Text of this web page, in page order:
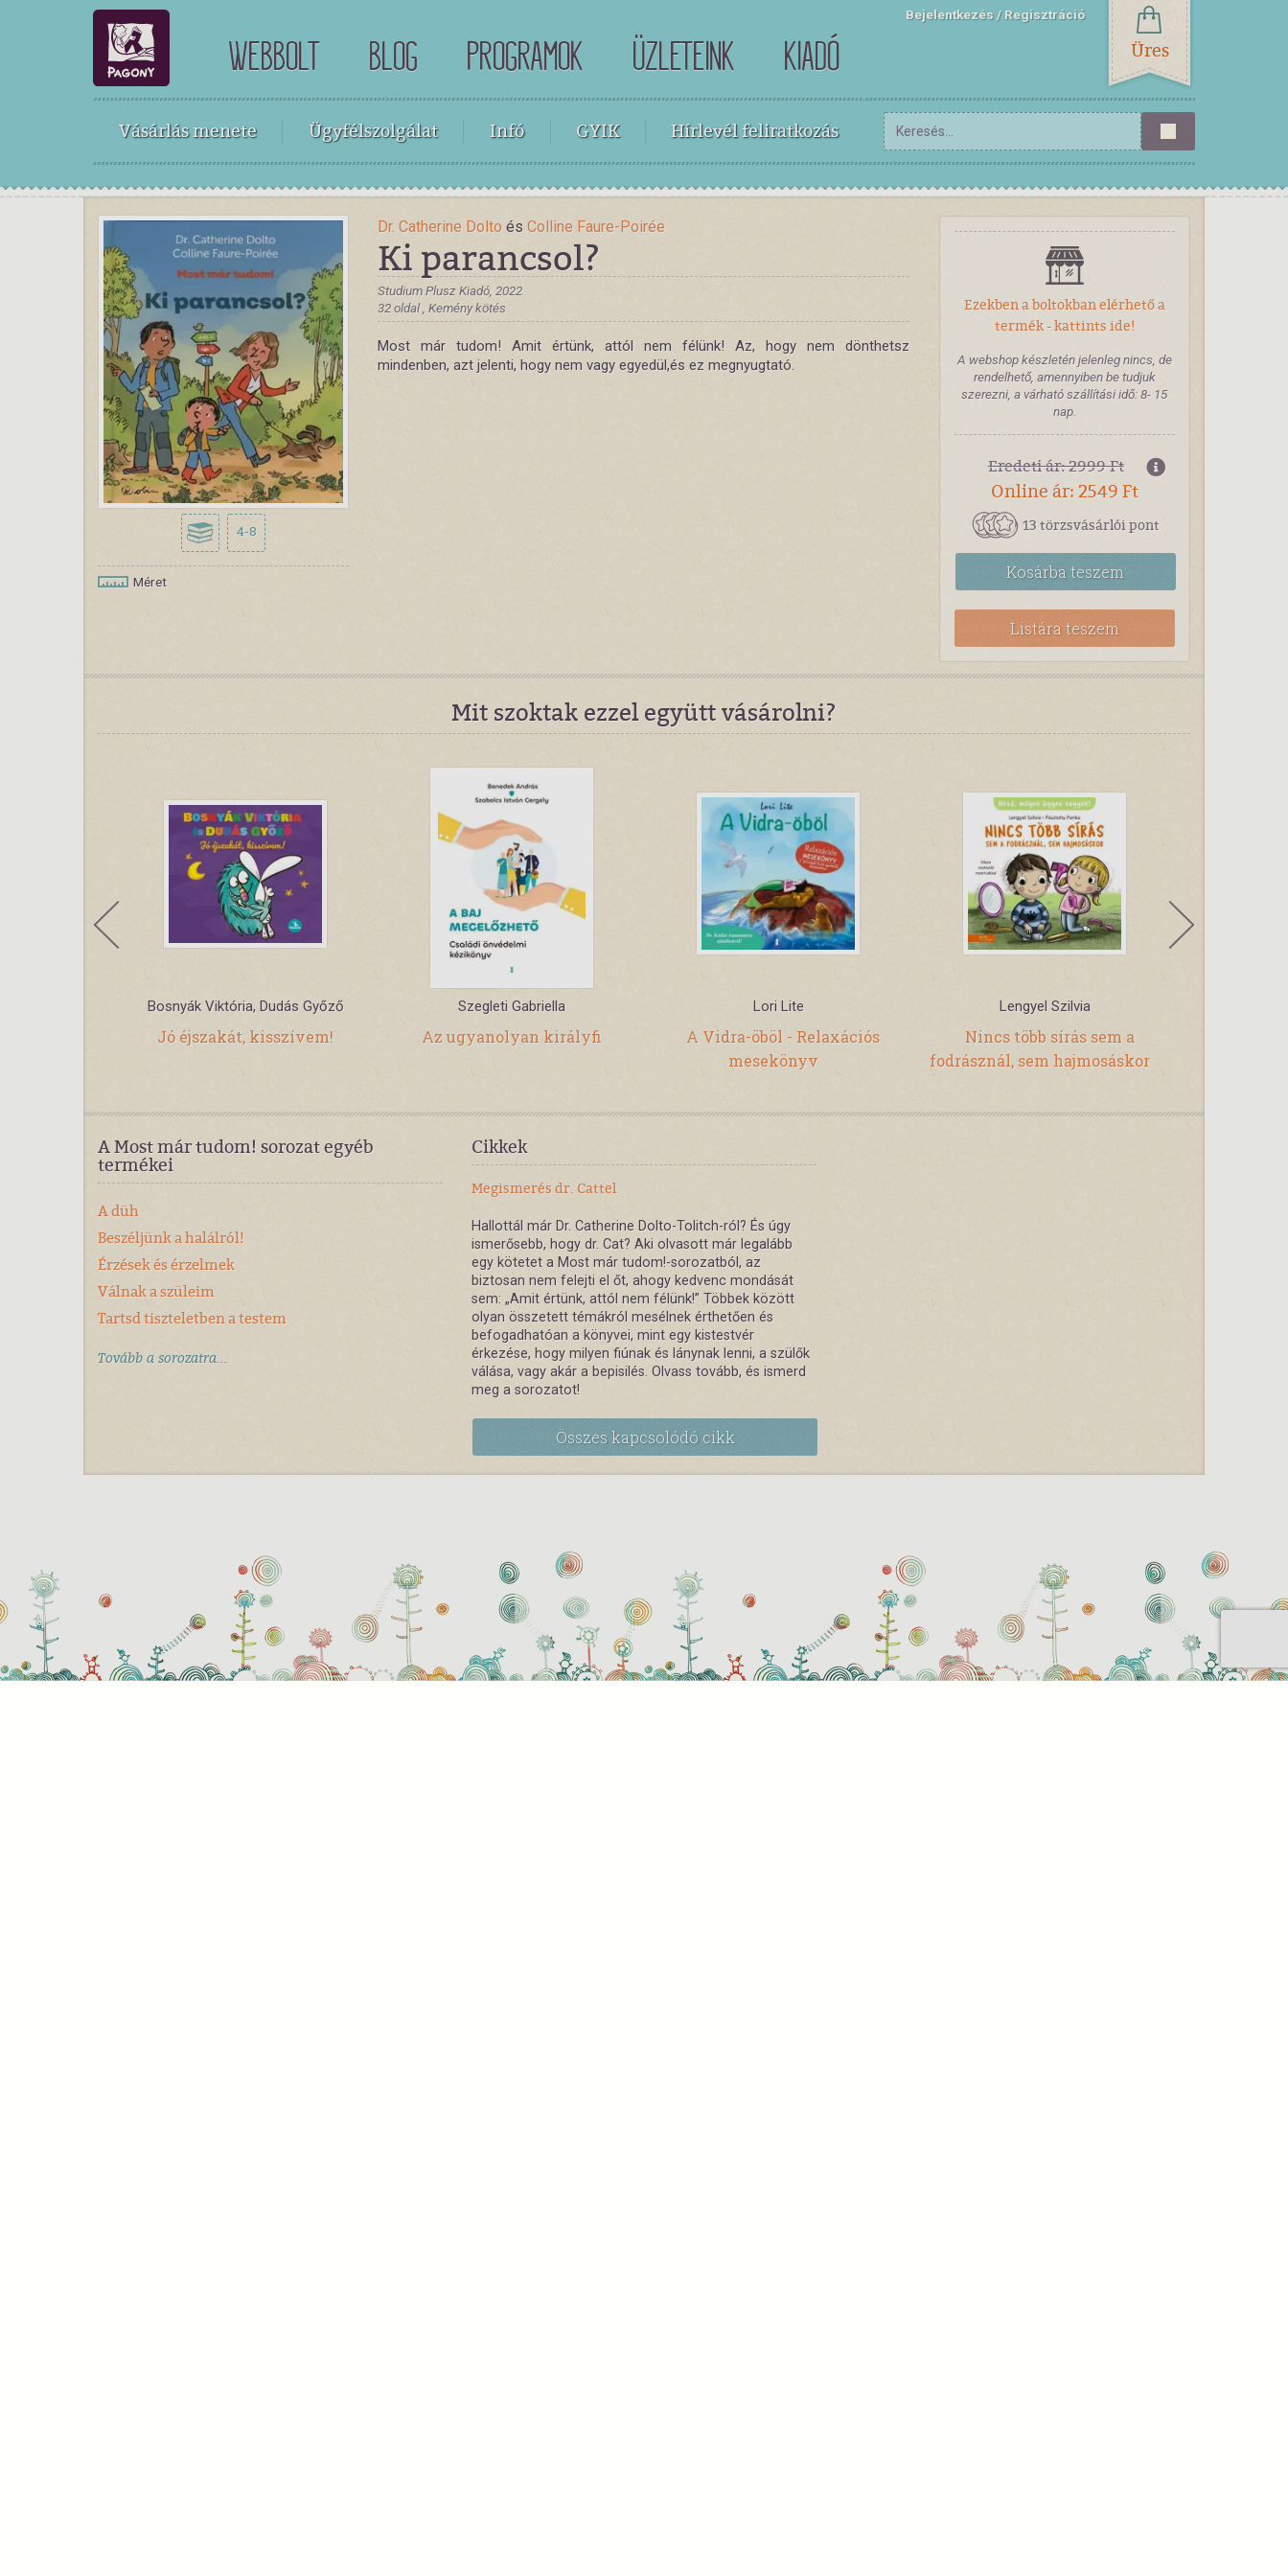
WEBBOLT BLOG PROGRAMOK ÜZLETEINK KIADÓ
Bejelentkezés Regisztráció
Üres
Vásárlás menete Ügyfélszolgálat Infó GYIK Hírlevél feliratkozás
4-8
Méret
Dr. Catherine Dolto ésColline Faure-Poirée
Ki parancsol?
Studium Plusz Kiadó, 2022
32 oldal , Kemény kötés
Most már tudom! Amit értünk, attól nem félünk! Az, hogy nem dönthetsz
mindenben, azt jelenti, hogy nem vagy egyedül,és ez megnyugtató.
Ezekben a boltokban elérhető a
termék - kattints ide!
A webshop készletén jelenleg nincs, de
rendelhető, amennyiben be tudjuk
szerezni, a várható szállítási idő: 8- 15
nap.
Eredeti ár: 2999 Ft
Online ár: 2549 Ft
13 törzsvásárlói pont
Kosárbateszem
Listára teszem
Mit szoktak ezzel együtt vásárolni?
Bosnyák Viktória, Dudás Győző
Jó éjszakát, kisszívem!
Szegleti Gabriella
Az ugyanolyan királyfi
Lori Lite
A Vidra-öböl - Relaxációs
mesekönyv
Lengyel Szilvia
Nincs több sírás sem a
fodrásznál, sem hajmosáskor
A Most már tudom! sorozat egyéb
termékei
A düh
Beszéljünk a halálról!
Érzések és érzelmek
Válnak a szüleim
Tartsd tiszteletben a testem
Tovább a sorozatra...
Cikkek
Megismerés dr. Cattel
Hallottál már Dr. Catherine Dolto-Tolitch-ról? És úgy
ismerősebb, hogy dr. Cat? Aki olvasott már legalább
egy kötetet a Most már tudom!-sorozatból, az
biztosan nem felejti el őt, ahogy kedvenc mondását
sem: „Amit értünk, attól nem félünk!” Többek között
olyan összetett témákról mesélnek érthetően és
befogadhatóan a könyvei, mint egy kistestvér
érkezése, hogy milyen fiúnak és lánynak lenni, a szülők
válása, vagy akár a bepisilés. Olvass tovább, és ismerd
meg a sorozatot!
Összes kapcsolódó cikk